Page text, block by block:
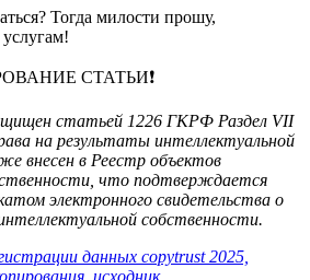
Тогда милости прошу,
СТАТЬИ❗
статьей 1226 ГКРФ Раздел VII
на результаты интеллектуальной
внесен в Реестр объектов
что подтверждается
электронного свидетельства о
собственности.